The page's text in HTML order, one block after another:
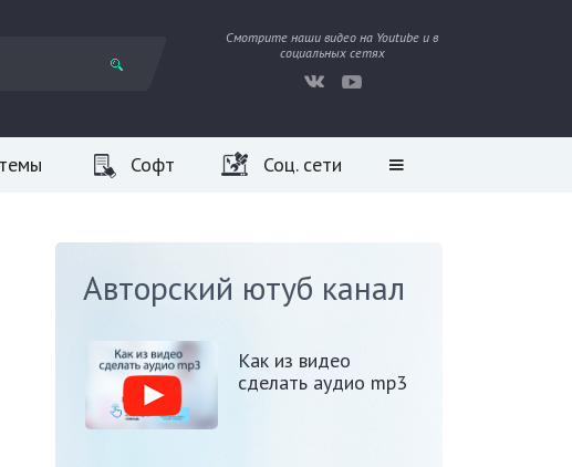
Смотрите наши видео на Youtube и в
социальных сетях
Софт Соц. сети
Авторский ютуб канал
Как из видео
сделать аудио mp3